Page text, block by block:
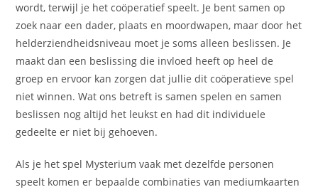
wordt, terwijl je het coöperatief speelt. Je bent samen op
zoek naar een dader, plaats en moordwapen, maar door het
helderziendheidsniveau moet je soms alleen beslissen. Je
maakt dan een beslissing die invloed heeft op heel de
groep en ervoor kan zorgen dat jullie dit coöperatieve spel
niet winnen. Wat ons betreft is samen spelen en samen
beslissen nog altijd het leukst en had dit individuele
gedeelte er niet bij gehoeven.
Als je het spel Mysterium vaak met dezelfde personen
speelt komen er bepaalde combinaties van mediumkaarten